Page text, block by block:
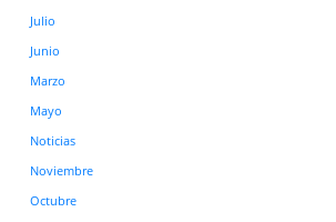
Julio
Junio
Marzo
Mayo
Noticias
Noviembre
Octubre